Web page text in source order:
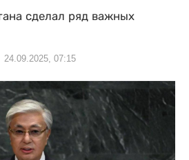
сделал ряд важных
24.09.2025, 07:15